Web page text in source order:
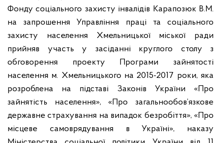
Фонду соціального захисту інвалідів Карапозюк В.М.
на запрошення Управління праці та соціального
захисту населення Хмельницької міської ради
прийняв участь у засіданні круглого столу з
обговорення проекту Програми зайнятості
населення м. Хмельницького на 2015-2017 роки, яка
розроблена на підставі Законів України «Про
зайнятість населення», «Про загальнообов’язкове
державне страхування на випадок безробіття», «Про
місцеве самоврядування в Україні», наказу